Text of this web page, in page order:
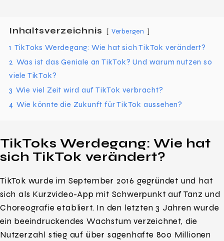
Inhaltsverzeichnis Verbergen
1 TikToks Werdegang: Wie hat sich TikTok verändert?
2 Was ist das Geniale an TikTok? Und warum nutzen so
viele TikTok?
3 Wie viel Zeit wird auf TikTok verbracht?
4 Wie könnte die Zukunft für TikTok aussehen?
TikToks Werdegang: Wie hat
sich TikTok verändert?
TikTok wurde im September 2016 gegründet und hat
sich als Kurzvideo-App mit Schwerpunkt auf Tanz und
Choreografie etabliert. In den letzten 3 Jahren wurde
ein beeindruckendes Wachstum verzeichnet, die
Nutzerzahl stieg auf über sagenhafte 800 Millionen